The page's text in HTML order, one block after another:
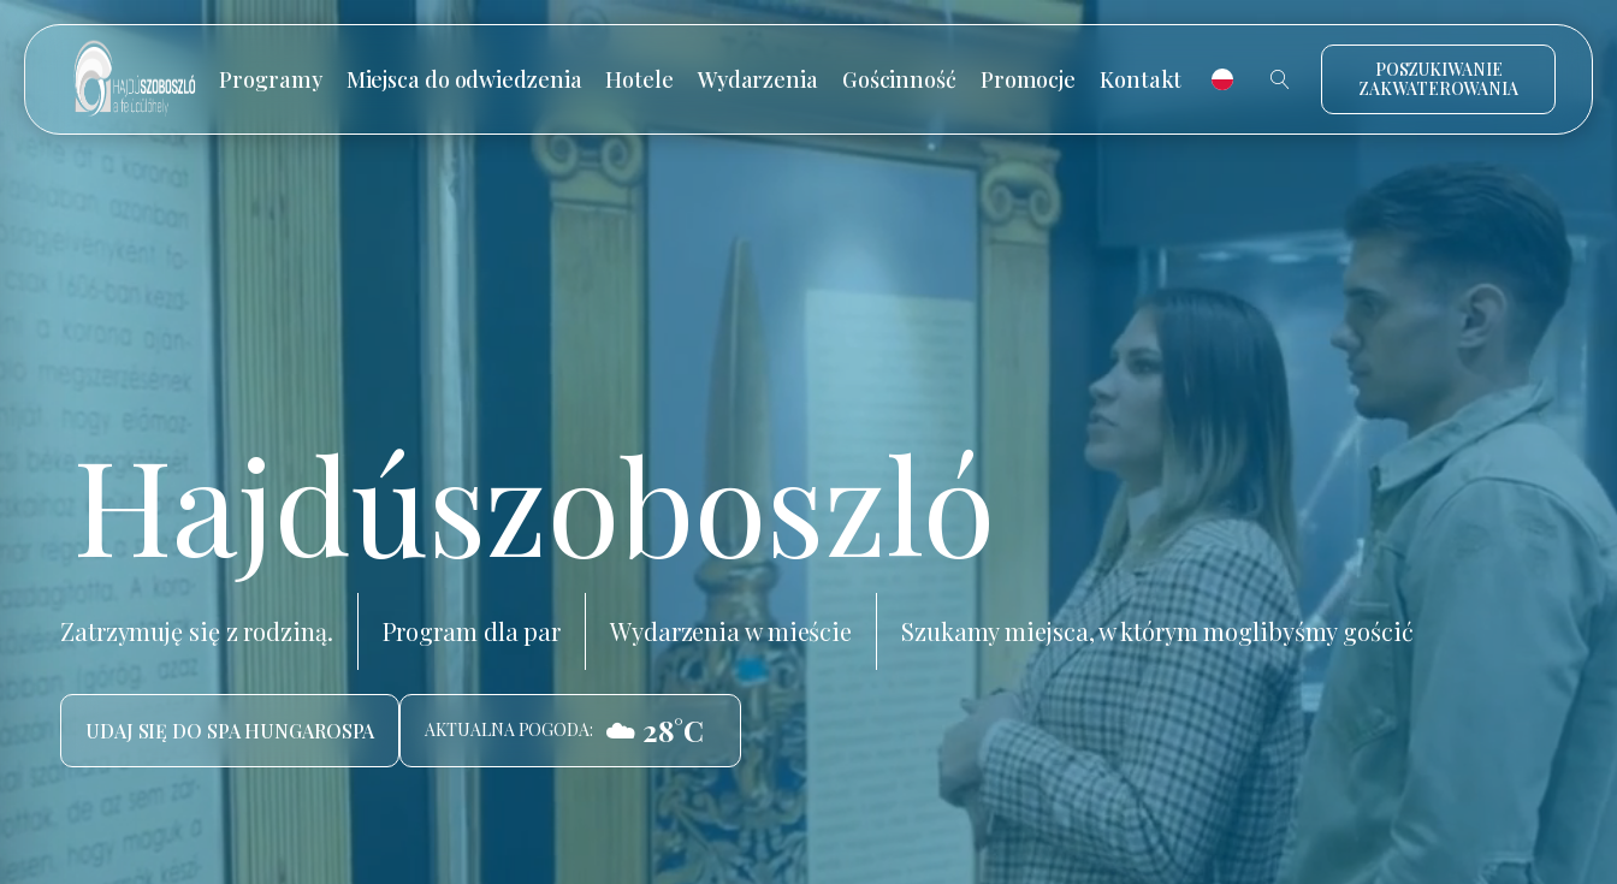
Programy Miejsca do odwiedzenia Hotele Wydarzenia Gościnność Promocje Kontakt
POSZUKIWANIE
ZAKWATEROWANIA
Hajdúszoboszló
Zatrzymuję się z rodziną. Program dla par Wydarzenia w mieście Szukamy miejsca, w którym moglibyśmy gościć
UDAJ SIĘ DO SPA HUNGAROSPA AKTUALNA POGODA: ☁️ 28°C